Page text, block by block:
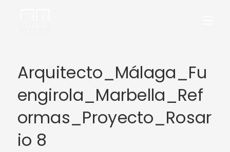
Arquitecto_Málaga_Fu
engirola_Marbella_Ref
ormas_Proyecto_Rosar
io 8